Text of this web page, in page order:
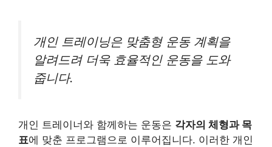
개인 트레이닝은 맞춤형 운동 계획을
알려드려 더욱 효율적인 운동을 도와
줍니다.
개인 트레이너와 함께하는 운동은 각자의 체형과 목
표에 맞춘 프로그램으로 이루어집니다. 이러한 개인